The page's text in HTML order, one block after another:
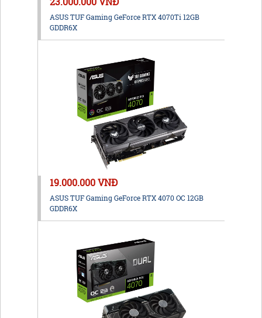
ASUS TUF Gaming GeForce RTX 4070Ti 12GB
GDDR6X
19.000.000 VNĐ
ASUS TUF Gaming GeForce RTX 4070 OC 12GB
GDDR6X